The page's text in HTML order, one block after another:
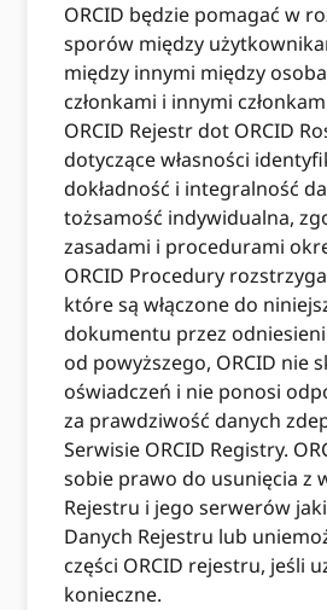
ORCID będzie pomagać w
sporów między
między innymi między
członkami i innymi
ORCID Rejestr dot ORCID
dotyczące własności
dokładność i integralność
tożsamość indywidualna,
zasadami i procedurami
ORCID Procedury
które są włączone do
dokumentu przez
od powyższego, ORCID nie
oświadczeń i nie ponosi
za prawdziwość danych
Serwisie ORCID Registry.
sobie prawo do usunięcia z
Rejestru i jego serwerów
Danych Rejestru lub
części ORCID rejestru, jeśli
konieczne.